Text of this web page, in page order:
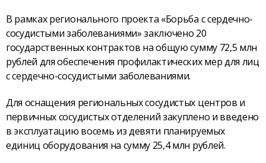
В рамках регионального проекта «Борьба с сердечно-
сосудистыми заболеваниями» заключено 20
государственных контрактов на общую сумму 72,5 млн
рублей для обеспечения профилактических мер для лиц
с сердечно-сосудистыми заболеваниями.
Для оснащения региональных сосудистых центров и
первичных сосудистых отделений закуплено и введено
в эксплуатацию восемь из девяти планируемых
единиц оборудования на сумму 25,4 млн рублей.